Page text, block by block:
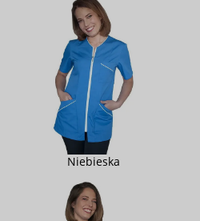
Niebieska